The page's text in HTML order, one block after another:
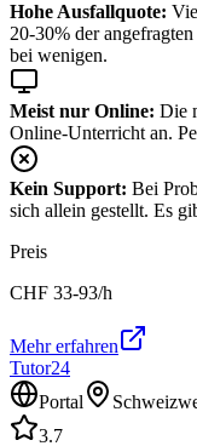
Hohe Ausfallquote:
20-30% der
bei wenigen.
Meist nur Online: Die
Online-Unterricht an.
Kein Support: Bei
sich allein gestellt. Es
Preis
CHF 33-93/h
Mehr erfahren
Tutor24
Portal
3.7